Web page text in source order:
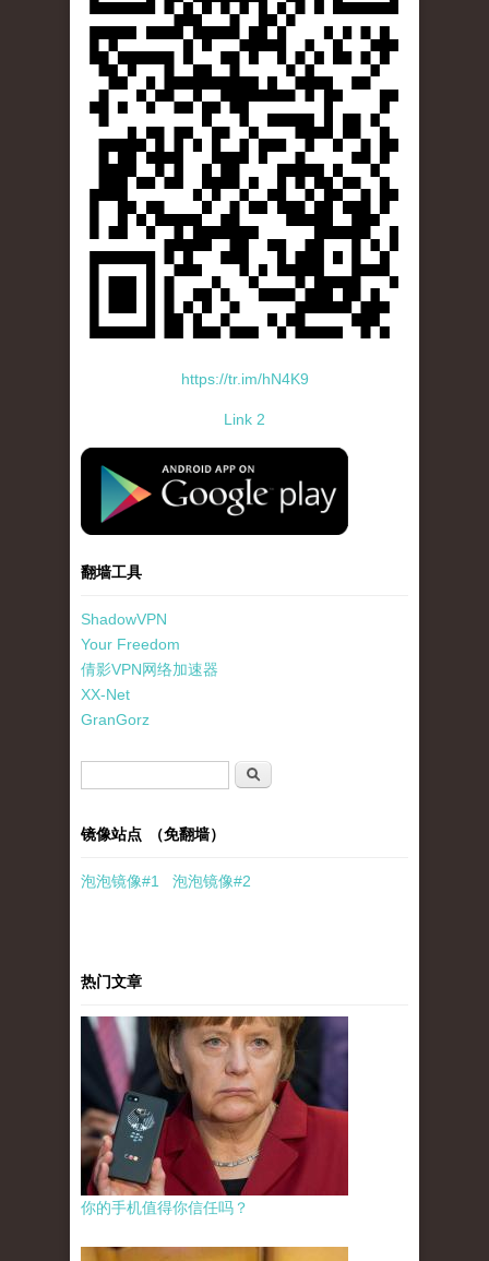
https://tr.im/hN4K9
Link 2
standard-icon-googleplay-app-store.png
翻墙工具
ShadowVPN
Your Freedom
倩影VPN网络加速器
XX-Net
GranGorz
搜索
镜像站点 （免翻墙）
泡泡镜像#1 泡泡镜像#2
热门文章
你的手机值得你信任吗？